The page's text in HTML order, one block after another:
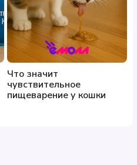
Что значит
чувствительное
пищеварение у кошки